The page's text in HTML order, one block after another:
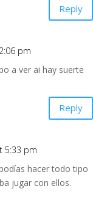
Reply
pm
a ver ai hay suerte
Reply
5:33 pm
hacer todo tipo
jugar con ellos.